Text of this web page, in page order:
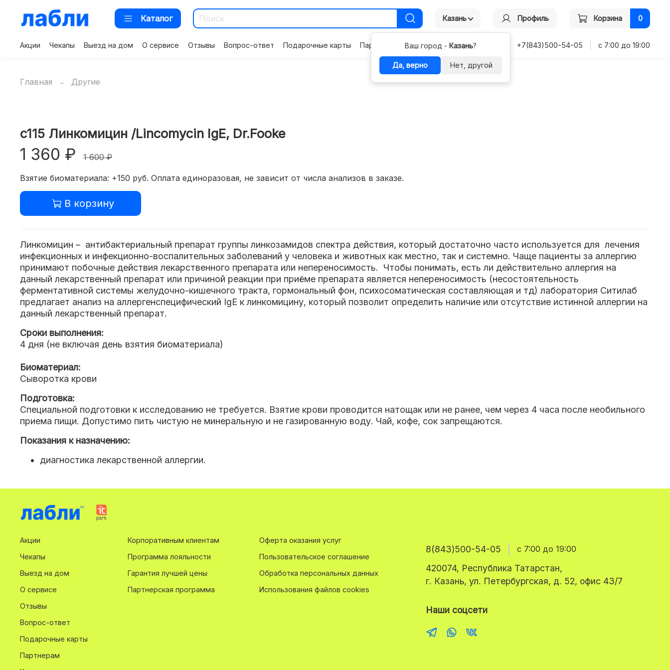
Каталог Казань
Ваш город - Казань?
Да, верно Нет, другой
Профиль Корзина 0
Акции Чекапы Выезд на дом О сервисе Отзывы Вопрос-ответ Подарочные карты Партнерам Контакты +7(843)500-54-05 с 7:00 до 19:00
Главная Другие
c115 Линкомицин /Lincomycin IgE, Dr.Fooke
1 360 ₽ 1 600 ₽
Взятие биоматериала: +150 руб. Оплата единоразовая, не зависит от числа анализов в заказе.
В корзину
Линкомицин – антибактериальный препарат группы линкозамидов спектра действия, который достаточно часто используется для лечения
инфекционных и инфекционно-воспалительных заболеваний у человека и животных как местно, так и системно. Чаще пациенты за аллергию
принимают побочные действия лекарственного препарата или непереносимость. Чтобы понимать, есть ли действительно аллергия на
данный лекарственный препарат или причиной реакции при приёме препарата является непереносимость (несостоятельность
ферментативной системы желудочно-кишечного тракта, гормональный фон, психосоматическая составляющая и тд) лаборатория Ситилаб
предлагает анализ на аллергенспецифический IgE к линкомицину, который позволит определить наличие или отсутствие истинной аллергии на
данный лекарственный препарат.
Сроки выполнения:
4 дня (не включая день взятия биоматериала)
Биоматериал:
Сыворотка крови
Подготовка:
Специальной подготовки к исследованию не требуется. Взятие крови проводится натощак или не ранее, чем через 4 часа после необильного
приема пищи. Допустимо пить чистую не минеральную и не газированную воду. Чай, кофе, сок запрещаются.
Показания к назначению:
диагностика лекарственной аллергии.
Акции
Чекапы
Выезд на дом
О сервисе
Отзывы
Вопрос-ответ
Подарочные карты
Партнерам
Корпоративным клиентам
Программа лояльности
Гарантия лучшей цены
Партнерская программа
Оферта оказания услуг
Пользовательское соглашение
Обработка персональных данных
Использования файлов cookies
8(843)500-54-05 с 7:00 до 19:00
420074, Республика Татарстан,
г. Казань, ул. Петербургская, д. 52, офис 43/7
Наши соцсети